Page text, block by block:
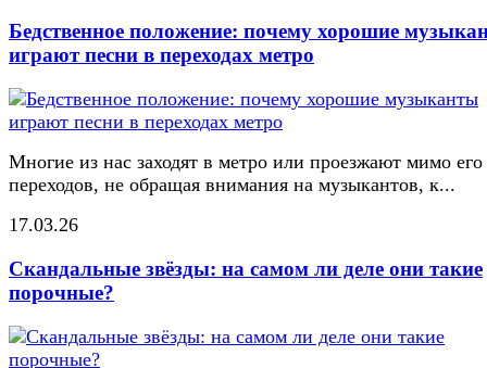
Бедственное положение: почему хорошие
играют песни в переходах метро
Многие из нас заходят в метро или проезжают мимо его
переходов, не обращая внимания на музыкантов, к...
17.03.26
Скандальные звёзды: на самом ли деле они такие
порочные?